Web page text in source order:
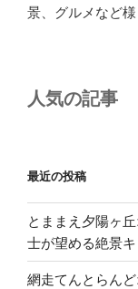
景、グルメなど
人気の記事
最近の投稿
とままえ夕陽ヶ
士が望める絶景
網走てんとらん